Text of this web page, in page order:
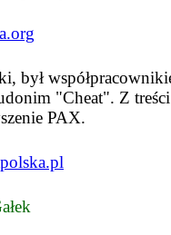
był
"Cheat". Z
PAX.